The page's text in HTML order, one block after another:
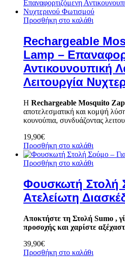
Προσθήκη στο καλάθι
Rechargeable
Lamp –
Αντικουνουπική
Λειτουργία
Η Rechargeable Mosquito
αποτελεσματική και κομψή
κουνούπια, συνδυάζοντας
19,90€
Προσθήκη στο καλάθι
Προσθήκη στο καλάθι
Φουσκωτή Στολή
Ατελείωτη
Αποκτήστε τη Στολή Sumo ,
προσοχής και χαρίστε
39,90€
Προσθήκη στο καλάθι